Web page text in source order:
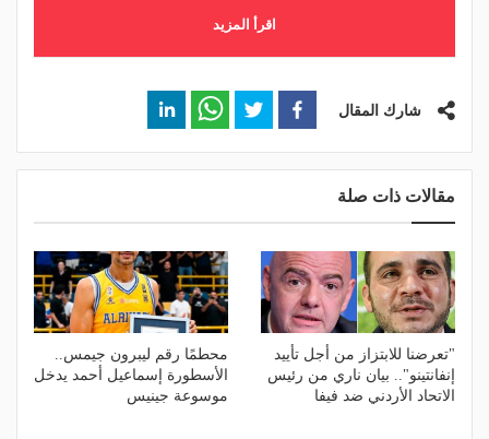
اقرأ المزيد
شارك المقال
مقالات ذات صلة
"تعرضنا للابتزاز من أجل تأييد
إنفانتينو".. بيان ناري من رئيس
الاتحاد الأردني ضد فيفا
محطمًا رقم ليبرون جيمس..
الأسطورة إسماعيل أحمد يدخل
موسوعة جينيس